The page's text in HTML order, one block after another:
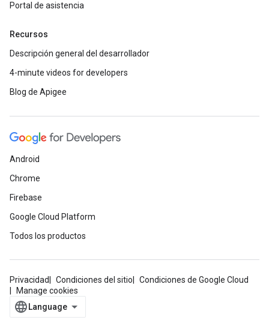
Portal de asistencia
Recursos
Descripción general del desarrollador
4-minute videos for developers
Blog de Apigee
Android
Chrome
Firebase
Google Cloud Platform
Todos los productos
Privacidad Condiciones del sitio
Condiciones de Google Cloud
Manage cookies